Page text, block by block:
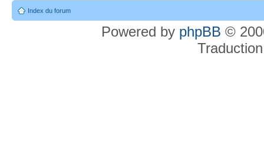
Index du forum
Powered by phpBB ©